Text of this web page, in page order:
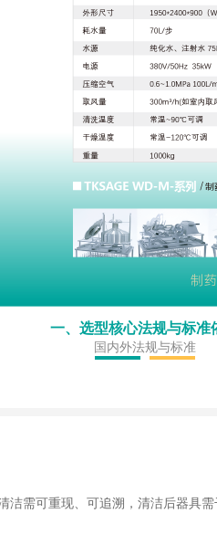
一、选型核心法规与标准
国内外法规与标准
洁需可重现、可追溯，清洁后器具